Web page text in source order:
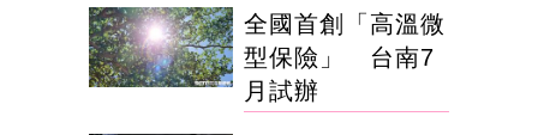
全國首創「高溫微
型保險」 台南7
月試辦